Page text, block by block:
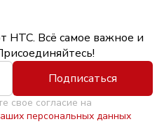
НТС. Всё самое важное и
Подписаться
свое согласие на
персональных данных